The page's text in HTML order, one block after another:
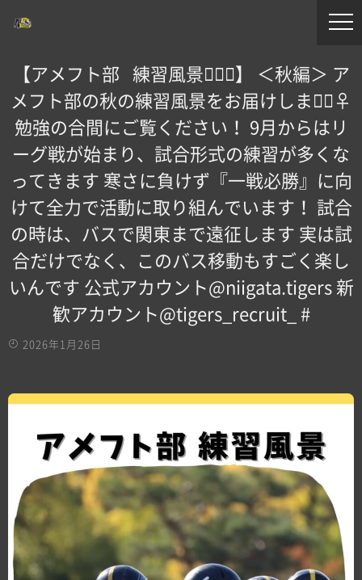
【アメフト部⠀練習風景🏋🏻‍♀️】 ＜秋編＞ ア
メフト部の秋の練習風景をお届けします🏻‍♀️
勉強の合間にご覧ください！ 9月からはリ
ーグ戦が始まり、試合形式の練習が多くな
ってきます 寒さに負けず『一戦必勝』に向
けて全力で活動に取り組んでいます！ 試合
の時は、バスで関東まで遠征します 実は試
合だけでなく、このバス移動もすごく楽し
いんです 公式アカウント️@niigata.tigers 新
歓アカウント️@tigers_recruit_ #
2026年1月26日